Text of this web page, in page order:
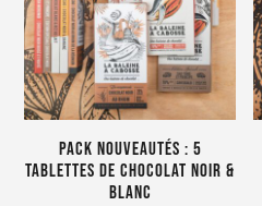
Pack Nouveautés : 5
tablettes de chocolat noir &
blanc